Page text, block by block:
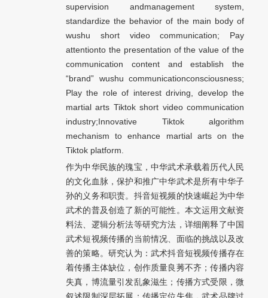
supervision andmanagement system,
standardize the behavior of the main body of
wushu short video communication; Pay
attentionto the presentation of the value of the
communication content and establish the
“brand” wushu communicationconsciousness;
Play the role of interest driving, develop the
martial arts Tiktok short video communication
industry;Innovative Tiktok algorithm
mechanism to enhance martial arts on the
Tiktok platform.
作为中华民族的瑰宝，中华武术承载着历代人民
的文化血脉，保护和推广中华武术是所有中华子
孙的义务和职责。抖音短视频的快速崛起为中华
武术的普及创造了新的可能性。本文运用文献资
料法、逻辑分析法等研究方法，详细阐释了中国
武术短视频传播的当前情况、面临的挑战以及改
善的策略。研究认为：武术抖音短视频传播存在
着传播主体缺位，创作质量良莠不齐；传播内容
失真，博流量引发乱象滋生；传播方式受限，微